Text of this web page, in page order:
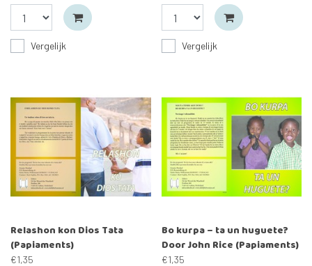
Vergelijk Vergelijk
Relashon kon Dios Tata
(Papiaments)
€1,35
Bo kurpa – ta un huguete?
Door John Rice (Papiaments)
€1,35